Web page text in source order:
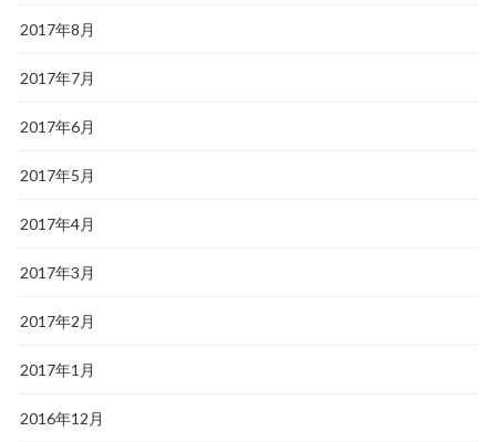
2017年8月
2017年7月
2017年6月
2017年5月
2017年4月
2017年3月
2017年2月
2017年1月
2016年12月